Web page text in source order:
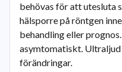
behövas för att utesluta
hälsporre på röntgen
behandling eller
asymtomatiskt.
förändringar.